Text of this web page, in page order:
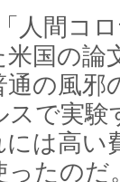
人間コ
米国の論
通の風邪
スで実
には高い
ったの